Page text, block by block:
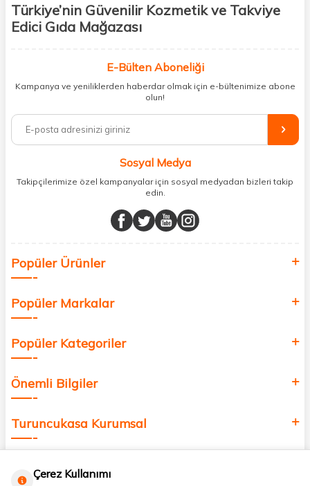
Türkiye’nin Güvenilir Kozmetik ve Takviye
Edici Gıda Mağazası
kişisel bakım hem de takviye edici gıda ürünlerini sizlerle
buluşturuyoruz. Artık mağaza mağaza dolaşmanıza gerek yok;
ihtiyacınız olan her şeyi tek bir çatı altında topluyor ve kapınıza kadar
%100 orijinal kozmetik ve sağlık ürünleriyle güzelliğinizi tamamlayabilir,
vücudunuzu desteklemek için güvenilir takviye edici gıdalara
minerallere kadar binlerce ürünü uygun fiyat ve hızlı kargo avantajıyla
sunuyoruz.
buluşturuyor ve online alışveriş deneyiminizi en iyi hale getiriyoruz.
Sağlık, güzellik ve iyi yaşam için aradığınız her şey burada!
değer katmak için bize katılın!
E-Bülten Aboneliği
Kampanya ve yeniliklerden haberdar olmak için e-bültenimize abone
olun!
Sosyal Medya
Takipçilerimize özel kampanyalar için sosyal medyadan bizleri takip
edin.
Popüler Ürünler
Popüler Markalar
Popüler Kategoriler
Önemli Bilgiler
Turuncukasa Kurumsal
Çerez Kullanımı